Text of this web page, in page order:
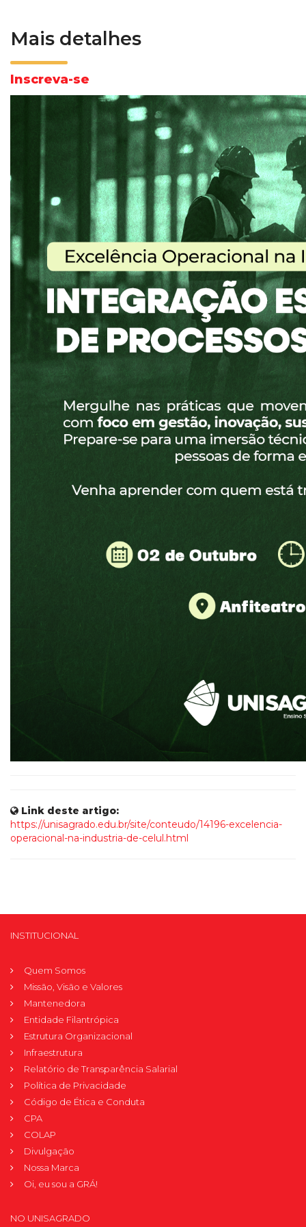
Mais detalhes
Inscreva-se
Link deste artigo:
https://unisagrado.edu.br/site/conteudo/14196-excelencia-
operacional-na-industria-de-celul.html
INSTITUCIONAL
Quem Somos
Missão, Visão e Valores
Mantenedora
Entidade Filantrópica
Estrutura Organizacional
Infraestrutura
Relatório de Transparência Salarial
Política de Privacidade
Código de Ética e Conduta
CPA
COLAP
Divulgação
Nossa Marca
Oi, eu sou a GRÁ!
NO UNISAGRADO